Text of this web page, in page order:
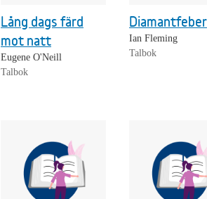
Lång dags färd
mot natt
Eugene O'Neill
Talbok
Diamantfeber
Ian Fleming
Talbok